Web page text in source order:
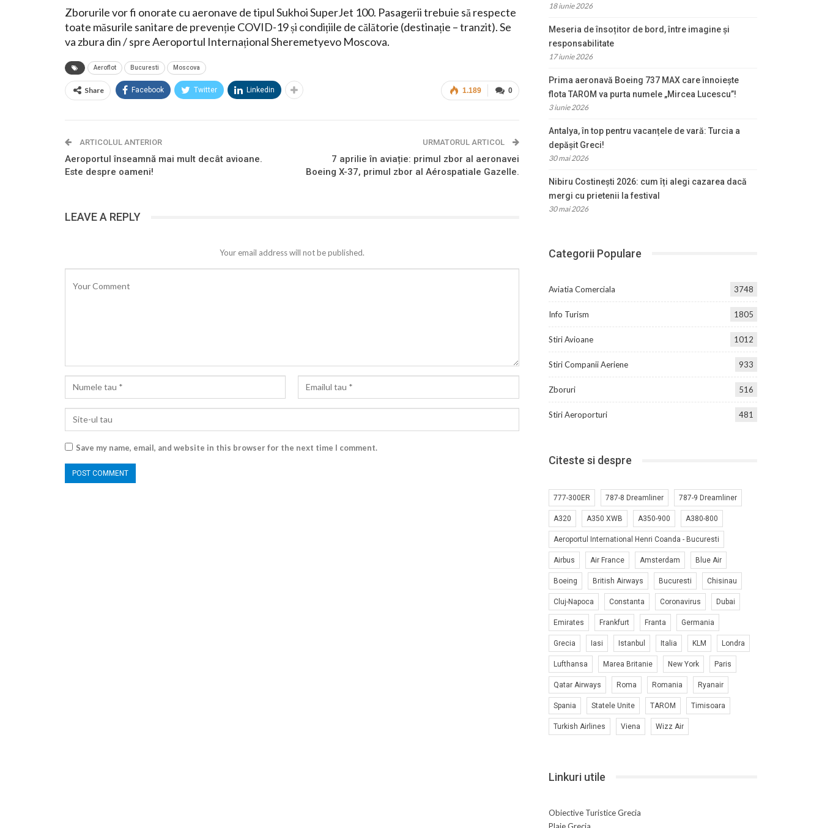
Zborurile vor fi onorate cu aeronave de tipul Sukhoi SuperJet 100. Pasagerii trebuie să respecte
toate măsurile sanitare de prevenție COVID-19 și condițiile de călătorie (destinație – tranzit). Se
va zbura din / spre Aeroportul Internațional Sheremetyevo Moscova.
Aeroflot Bucuresti Moscova
0
1.189
Share Facebook Twitter Linkedin
ARTICOLUL ANTERIOR
Aeroportul înseamnă mai mult decât avioane.
Este despre oameni!
URMATORUL ARTICOL
7 aprilie în aviație: primul zbor al aeronavei
Boeing X-37, primul zbor al Aérospatiale Gazelle.
LEAVE A REPLY
Your email address will not be published.
Save my name, email, and website in this browser for the next time I comment.
18 iunie 2026
Meseria de însoțitor de bord, între imagine și
responsabilitate
17 iunie 2026
Prima aeronavă Boeing 737 MAX care înnoiește
flota TAROM va purta numele „Mircea Lucescu”!
3 iunie 2026
Antalya, în top pentru vacanțele de vară: Turcia a
depășit Greci!
30 mai 2026
Nibiru Costinești 2026: cum îți alegi cazarea dacă
mergi cu prietenii la festival
30 mai 2026
Categorii Populare
Aviatia Comerciala 3748
Info Turism 1805
Stiri Avioane 1012
Stiri Companii Aeriene 933
Zboruri 516
Stiri Aeroporturi 481
Citeste si despre
777-300ER 787-8 Dreamliner 787-9 Dreamliner
A320 A350 XWB A350-900 A380-800
Aeroportul International Henri Coanda - Bucuresti
Airbus Air France Amsterdam Blue Air
Boeing British Airways Bucuresti Chisinau
Cluj-Napoca Constanta Coronavirus Dubai
Emirates Frankfurt Franta Germania
Grecia Iasi Istanbul Italia KLM Londra
Lufthansa Marea Britanie New York Paris
Qatar Airways Roma Romania Ryanair
Spania Statele Unite TAROM Timisoara
Turkish Airlines Viena Wizz Air
Linkuri utile
Obiective Turistice Grecia
Plaje Grecia